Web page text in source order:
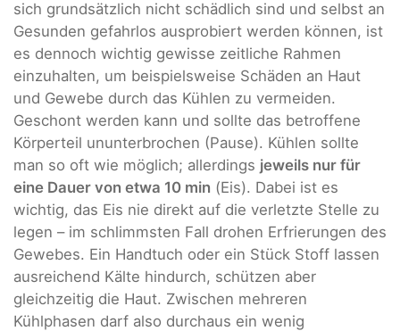
sich grundsätzlich nicht schädlich sind und selbst an
Gesunden gefahrlos ausprobiert werden können, ist
es dennoch wichtig gewisse zeitliche Rahmen
einzuhalten, um beispielsweise Schäden an Haut
und Gewebe durch das Kühlen zu vermeiden.
Geschont werden kann und sollte das betroffene
Körperteil ununterbrochen (Pause). Kühlen sollte
man so oft wie möglich; allerdings jeweils nur für
eine Dauer von etwa 10 min (Eis). Dabei ist es
wichtig, das Eis nie direkt auf die verletzte Stelle zu
legen – im schlimmsten Fall drohen Erfrierungen des
Gewebes. Ein Handtuch oder ein Stück Stoff lassen
ausreichend Kälte hindurch, schützen aber
gleichzeitig die Haut. Zwischen mehreren
Kühlphasen darf also durchaus ein wenig